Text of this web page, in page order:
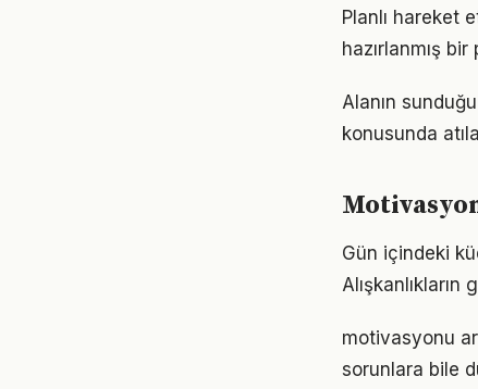
Planlı hareket
hazırlanmış
Alanın
konusunda
Gün içindeki
motivasyonu
sorunlara bile